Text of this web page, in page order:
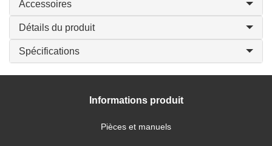
Accessoires
Détails du produit
Spécifications
Informations produit
Pièces et manuels